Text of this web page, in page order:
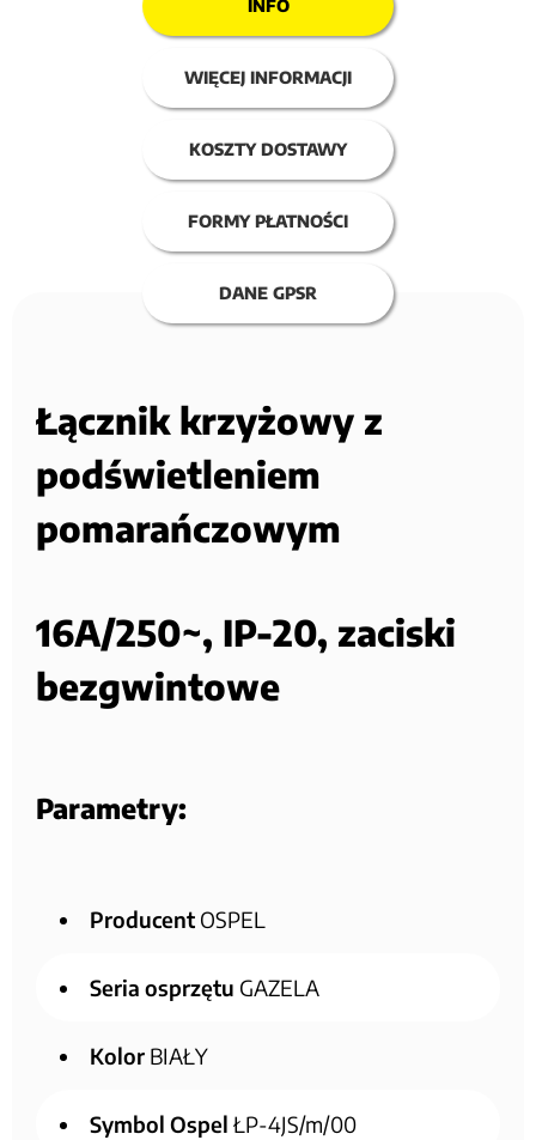
INFO
WIĘCEJ INFORMACJI
KOSZTY DOSTAWY
FORMY PŁATNOŚCI
DANE GPSR
Łącznik krzyżowy z
podświetleniem
pomarańczowym
16A/250~, IP-20, zaciski
bezgwintowe
Parametry:
Producent OSPEL
Seria osprzętu GAZELA
Kolor BIAŁY
Symbol Ospel ŁP-4JS/m/00